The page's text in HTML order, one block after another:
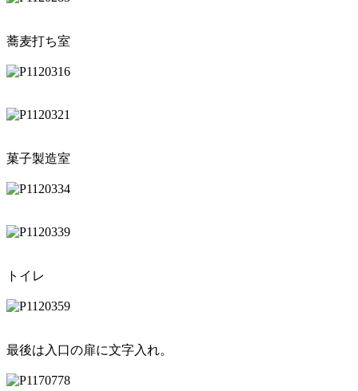
蕎麦打ち室
菓子製造室
トイレ
最後は入口の扉に文字入れ。